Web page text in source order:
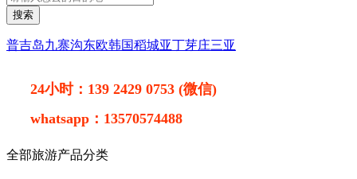
搜索
普吉岛九寨沟东欧韩国稻城亚丁芽庄三亚
24小时： 139 2429 0753 (微信)
whatsapp： 13570574488
全部旅游产品分类